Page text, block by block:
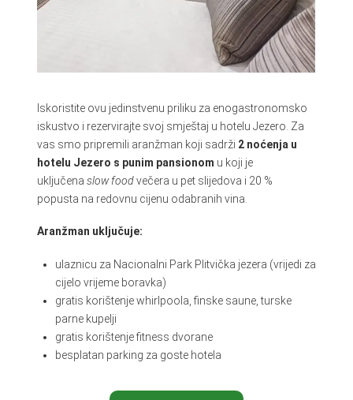
Iskoristite ovu jedinstvenu priliku za enogastronomsko
iskustvo i rezervirajte svoj smještaj u hotelu Jezero. Za
vas smo pripremili aranžman koji sadrži 2 noćenja u
hotelu Jezero s punim pansionom u koji je
uključena slow foodvečera u pet slijedova i 20 %
popusta na redovnu cijenu odabranih vina.
Aranžman uključuje:
ulaznicu za Nacionalni Park Plitvička jezera (vrijedi za
cijelo vrijeme boravka)
gratis korištenje whirlpoola, finske saune, turske
parne kupelji
gratis korištenje fitness dvorane
besplatan parking za goste hotela